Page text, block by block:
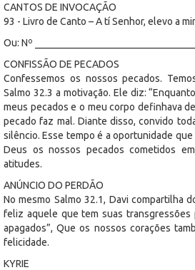
CANTOS DE INVOCAÇÃO
93 - Livro de Canto – A tí Senhor, elevo a
Ou: Nº
CONFISSÃO DE PECADOS
Confessemos os nossos pecados.
Salmo 32.3 a motivação. Ele diz:
meus pecados e o meu corpo definhava
pecado faz mal. Diante disso, convido
silêncio. Esse tempo é a oportunidade
Deus os nossos pecados cometidos
atitudes.
ANÚNCIO DO PERDÃO
No mesmo Salmo 32.1, Davi compartilha
feliz aquele que tem suas transgressões
apagados”, Que os nossos corações
felicidade.
KYRIE